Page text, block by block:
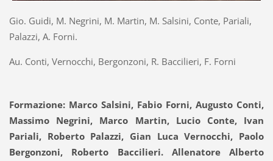
Gio. Guidi, M. Negrini, M. Martin, M. Salsini, Conte, Pariali,
Palazzi, A. Forni.
Au. Conti, Vernocchi, Bergonzoni, R. Baccilieri, F. Forni
Formazione: Marco Salsini, Fabio Forni, Augusto Conti,
Massimo Negrini, Marco Martin, Lucio Conte, Ivan
Pariali, Roberto Palazzi, Gian Luca Vernocchi, Paolo
Bergonzoni, Roberto Baccilieri. Allenatore Alberto